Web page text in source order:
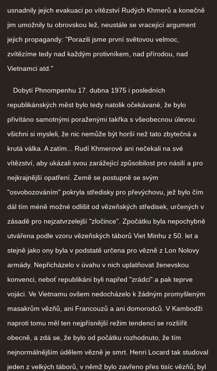
usnadnily jejich evakuaci po vítězství Rudých Khmerů a konečně
jim umožnily tu obrovskou lež, neustále se vracející argument
jejich propagandy: "Porazili jsme první světovou velmoc,
zvítězíme tedy nad každým protivníkem, nad přírodou, nad
Vietnamci atd."
Dobytí Phnompenhu 17. dubna 1975 i posledních
republikánských měst bylo tedy natolik očekávané, že bylo
přivítáno samotnými poraženými takřka s všeobecnou úlevou:
všichni si mysleli, že nic nemůže být horší než tato zbytečná a
krutá válka. A zatím... Rudí Khmerové ani nečekali na své
vítězství, aby ukázali svou zarážející způsobilost pro násilí a pro
nejkrajnější opatření. Země se postupně se svým
"osvobozováním" pokryla středisky pro převýchovu, jež bylo čím
dál tím méně možné odlišit od vězeňských středisek, určených v
zásadě pro nejzatvrzelejší "zločince". Zpočátku byla nepochybně
utvářena podle vzoru vězeňských táborů Viet Minhu z 50. let a
stejně jako ony byla v podstatě určena pro vězně z Lon Nolovy
armády. Nepřicházelo v úvahu v nich uplatňovat ženevskou
konvenci, neboť republikáni byli napřed "zrádci" a pak teprve
vojáci. Ve Vietnamu ovšem nedocházelo k žádným promyšleným
masakrům vězňů, ani Francouzů a ani domorodců. V Kambodži
naproti tomu měl ten nejpřísnější režim tendenci se rozšířit
obecně, a zdá se, že bylo od počátku rozhodnuto, že tím
nejnormálnějším údělem vězně je smrt. Henri Locard tak studoval
jeden z velkých táborů, v němž bylo zavřeno přes tisíc vězňů; byl